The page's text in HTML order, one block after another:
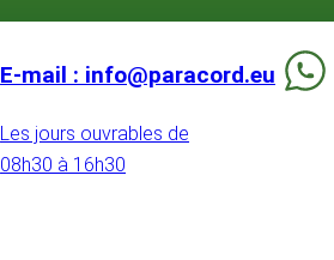
E-mail : info@paracord.eu
Les jours ouvrables de
08h30 à 16h30